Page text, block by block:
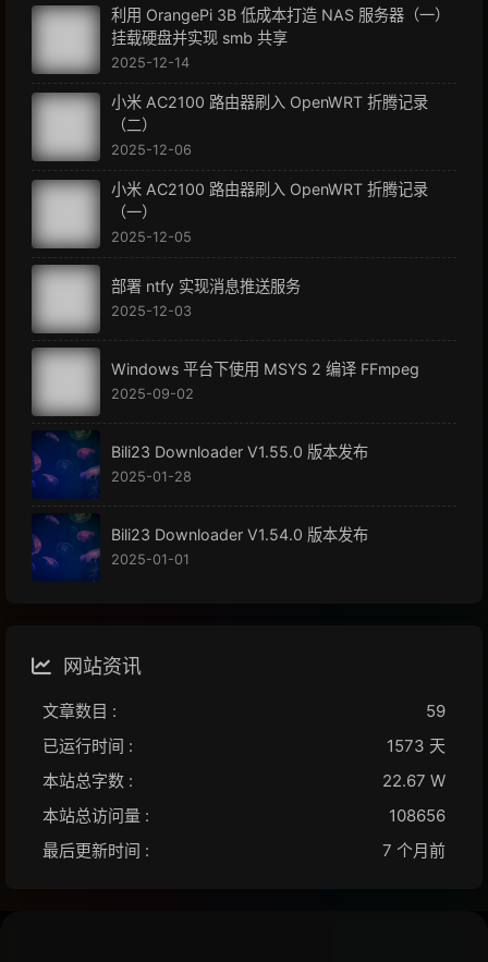
利用 OrangePi 3B 低成本打造 NAS 服务器（一）
挂载硬盘并实现 smb 共享
2025-12-14
小米 AC2100 路由器刷入 OpenWRT 折腾记录
（二）
2025-12-06
小米 AC2100 路由器刷入 OpenWRT 折腾记录
（一）
2025-12-05
部署 ntfy 实现消息推送服务
2025-12-03
Windows 平台下使用 MSYS 2 编译 FFmpeg
2025-09-02
Bili23 Downloader V1.55.0 版本发布
2025-01-28
Bili23 Downloader V1.54.0 版本发布
2025-01-01
网站资讯
文章数目 :
59
已运行时间 :
1573 天
本站总字数 :
22.67 W
本站总访问量 :
108656
最后更新时间 :
7 个月前